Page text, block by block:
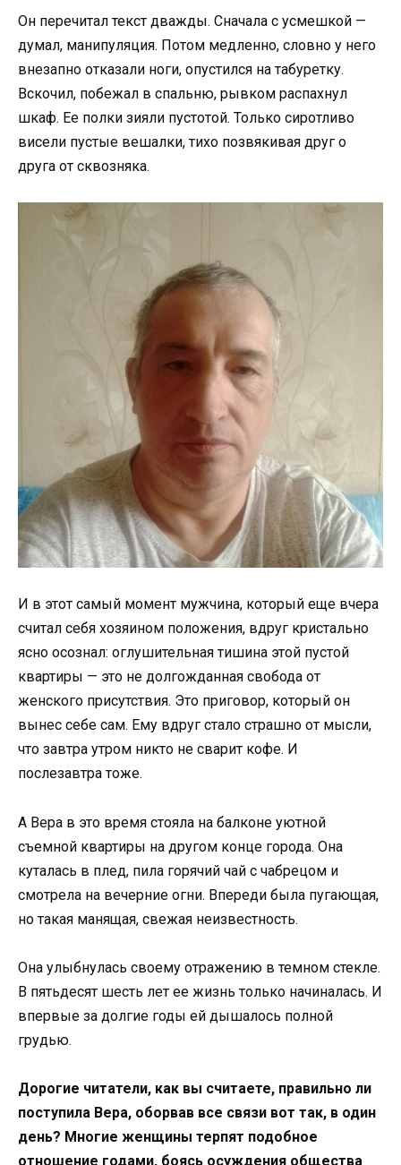
Он перечитал текст дважды. Сначала с усмешкой —
думал, манипуляция. Потом медленно, словно у него
внезапно отказали ноги, опустился на табуретку.
Вскочил, побежал в спальню, рывком распахнул
шкаф. Ее полки зияли пустотой. Только сиротливо
висели пустые вешалки, тихо позвякивая друг о
друга от сквозняка.
И в этот самый момент мужчина, который еще вчера
считал себя хозяином положения, вдруг кристально
ясно осознал: оглушительная тишина этой пустой
квартиры — это не долгожданная свобода от
женского присутствия. Это приговор, который он
вынес себе сам. Ему вдруг стало страшно от мысли,
что завтра утром никто не сварит кофе. И
послезавтра тоже.
А Вера в это время стояла на балконе уютной
съемной квартиры на другом конце города. Она
куталась в плед, пила горячий чай с чабрецом и
смотрела на вечерние огни. Впереди была пугающая,
но такая манящая, свежая неизвестность.
Она улыбнулась своему отражению в темном стекле.
В пятьдесят шесть лет ее жизнь только начиналась. И
впервые за долгие годы ей дышалось полной
грудью.
Дорогие читатели, как вы считаете, правильно ли
поступила Вера, оборвав все связи вот так, в один
день? Многие женщины терпят подобное
отношение годами, боясь осуждения общества